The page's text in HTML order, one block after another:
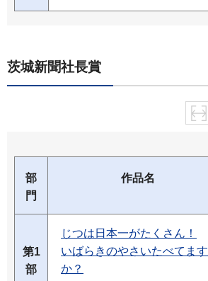
茨城新聞社長賞
部
門
作品名
第1
部
じつは日本一がたくさん！
いばらきのやさいたべてます
か？